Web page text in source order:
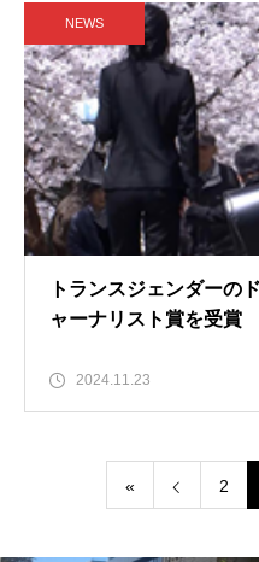
NEWS
トランスジェンダーの
ャーナリスト賞を受賞
2024.11.23
« 2